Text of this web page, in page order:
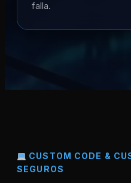
falla.
CUSTOM CODE &
SEGUROS